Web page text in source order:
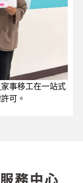
事移工在一站式
可。